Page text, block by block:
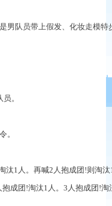
队员带上假发、化妆走模特
。
。
1人。再喊2人抱成团!则淘汰
成团!淘汰1人。3人抱成团!淘